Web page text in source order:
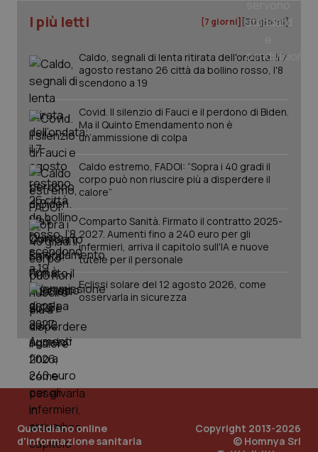
I più letti [7 giorni] [30 giorni]
Caldo, segnali di lenta ritirata dell'ondata: il 7
agosto restano 26 città da bollino rosso, l'8
scendono a 19
Covid. Il silenzio di Fauci e il perdono di Biden.
Ma il Quinto Emendamento non è
un’ammissione di colpa
Caldo estremo, FADOI: “Sopra i 40 gradi il
corpo può non riuscire più a disperdere il
calore”
Comparto Sanità. Firmato il contratto 2025-
2027. Aumenti fino a 240 euro per gli
infermieri, arriva il capitolo sull'IA e nuove
tutele per il personale
Eclissi solare del 12 agosto 2026, come
osservarla in sicurezza
Quotidiano online
d'informazione sanitaria
Copyright 2013-2026
© Homnya Srl
tracking-sites-ironfish-
session-id
www.quotidianosanita.it
_ga